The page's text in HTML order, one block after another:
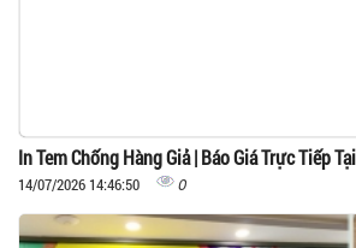
In Tem Chống Hàng Giả | Báo Giá Trực Tiếp
14/07/2026 14:46:50 0